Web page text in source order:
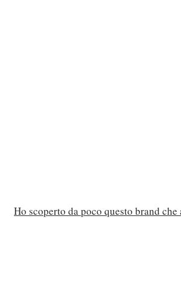
Ho scoperto da poco questo brand